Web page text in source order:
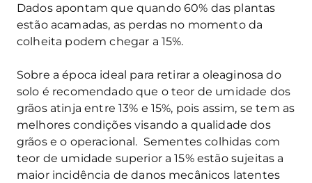
Dados apontam que quando 60% das plantas
estão acamadas, as perdas no momento da
colheita podem chegar a 15%.
Sobre a época ideal para retirar a oleaginosa do
solo é recomendado que o teor de umidade dos
grãos atinja entre 13% e 15%, pois assim, se tem as
melhores condições visando a qualidade dos
grãos e o operacional. Sementes colhidas com
teor de umidade superior a 15% estão sujeitas a
maior incidência de danos mecânicos latentes